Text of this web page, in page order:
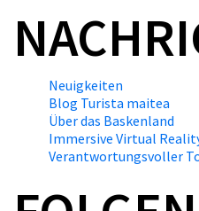
Neuigkeiten
Blog Turista maitea
Über das Baskenland
Immersive Virtual
Verantwortungsvoller